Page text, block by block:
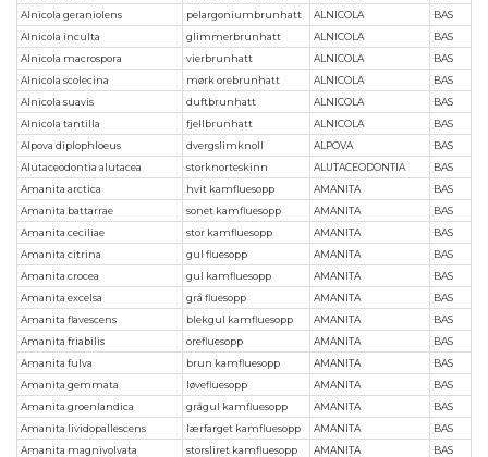
Alnicola geraniolens
pelargoniumbrunhatt ALNICOLA
BAS
Alnicola inculta
glimmerbrunhatt ALNICOLA
BAS
Alnicola macrospora
vierbrunhatt ALNICOLA
BAS
Alnicola scolecina
mørk orebrunhatt ALNICOLA
BAS
Alnicola suavis
duftbrunhatt ALNICOLA
BAS
Alnicola tantilla
fjellbrunhatt ALNICOLA
BAS
Alpova diplophloeus
dvergslimknoll ALPOVA
BAS
Alutaceodontia alutacea
storknorteskinn ALUTACEODONTIA
BAS
Amanita arctica
hvit kamfluesopp AMANITA
BAS
Amanita battarrae
sonet kamfluesopp AMANITA
BAS
Amanita ceciliae
stor kamfluesopp AMANITA
BAS
Amanita citrina
gul fluesopp AMANITA
BAS
Amanita crocea
gul kamfluesopp AMANITA
BAS
Amanita excelsa
grå fluesopp AMANITA
BAS
Amanita flavescens
blekgul kamfluesopp AMANITA
BAS
Amanita friabilis
orefluesopp AMANITA
BAS
Amanita fulva
brun kamfluesopp AMANITA
BAS
Amanita gemmata
løvefluesopp AMANITA
BAS
Amanita groenlandica
grågul kamfluesopp AMANITA
BAS
Amanita lividopallescens
lærfarget kamfluesopp AMANITA
BAS
Amanita magnivolvata
storsliret kamfluesopp AMANITA
BAS